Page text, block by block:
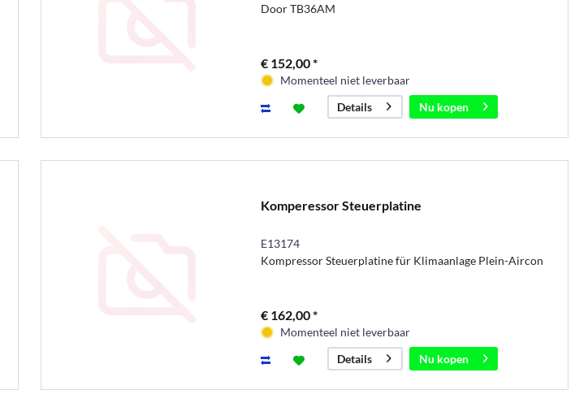
Door TB36AM
€ 152,00 *
Momenteel niet leverbaar
Details
Nu kopen
Komperessor Steuerplatine
E13174
Kompressor Steuerplatine für Klimaanlage Plein-Aircon
€ 162,00 *
Momenteel niet leverbaar
Details
Nu kopen